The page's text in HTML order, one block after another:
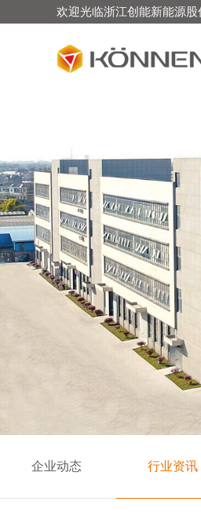
欢迎光临浙江创能新能源股
企业动态 行业资讯